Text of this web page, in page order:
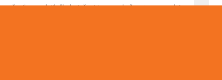
učenike srednjih škola (učenici prvog do četvrtog razreda)
Druge gimnazije Sarajevo ostvario je senzacionalan
je učestvovalo 11 zemalja (svaka država po 6
Bosni i Hercegovini su osim Borisa donijeli još Marko Jojić
(bronza). Pohvale su dobili Boris Velašević i Tarik Džaka.
put u historiji Bosne i Hercegovine da učenik prvog razreda
državi.